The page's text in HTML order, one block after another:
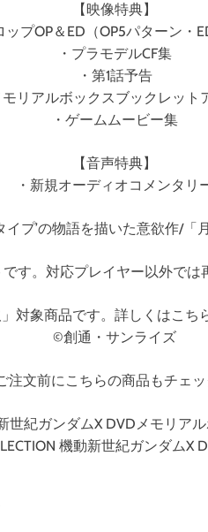
【映像特典】
ップOP＆ED（OP5パターン・
・プラモデルCF集
・第1話予告
モリアルボックスブックレット
・ゲームムービー集
【音声特典】
・新規オーディオコメンタリ
イプ’の物語を描いた意欲作/「
す。対応プレイヤー以外では
」対象商品です。詳しくはこち
©創通・サンライズ
注文前にこちらの商品もチェッ
世紀ガンダムX DVDメモリア
機動新世紀ガンダムX